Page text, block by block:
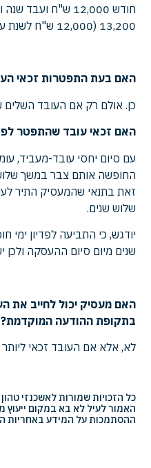
חודש 12,000 ש"ח
13,200 (12,000 ש"ח לשנת עבודה + 12:000:12.
האם בעת התפטרות זכאי
כן. אולם רק אם העובד
האם זכאי עובד שהתפטר
עם סיום יחסי עובד-מעביד,
החופשה אותם צבר במשך
זאת בתנאי שהמעסיק התיר
שלוש שנים.
יודגש, כי התביעה לפדיון
שנים מיום סיום ההעסקה
האם מעסיק יכול לחייב את
בתקופת ההודעה המוקדמת?
לא, אלא אם העובד זכאי ליותר מ- 14 ימי הודעה
כל הזכויות שמורות לאשכנזי טהון
האמור לעיל לא בא במקום ייעוץ
ההסתמכות על המידע